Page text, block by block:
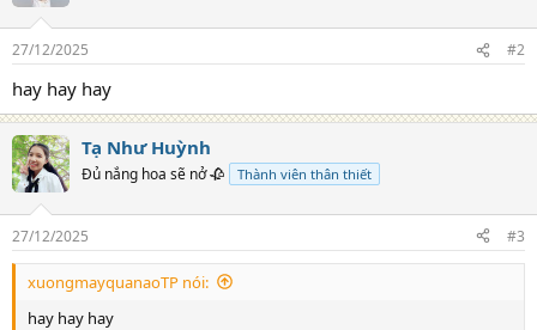
27/12/2025 #2
hay hay hay
Tạ Như Huỳnh
Đủ nắng hoa sẽ nở 🥀 Thành viên thân thiết
27/12/2025 #3
xuongmayquanaoTP nói:
hay hay hay